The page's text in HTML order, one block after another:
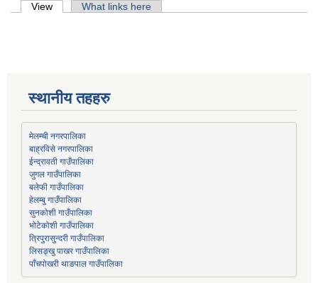
Primary tabs
View (active tab)What links here
स्थानीय तहहरु
मेलम्ची नगरपालिका
बाह्रविसे नगरपालिका
ईन्द्रावती गाउँपालिका
जुगल गाउँपालिका
बलेफी गाउँपालिका
हेलम्बु गाउँपालिका
सुनकोशी गाउँपालिका
भोटेकोशी गाउँपालिका
त्रिपुरासुन्दरी गाउँपालिका
लिसङ्खु पाखर गाउँपालिका
पाँचपोखरी थाङपाल गाउँपालिका